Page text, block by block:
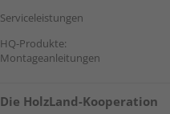
Serviceleistungen
HQ-Produkte:
Montageanleitungen
Die HolzLand-Kooperation